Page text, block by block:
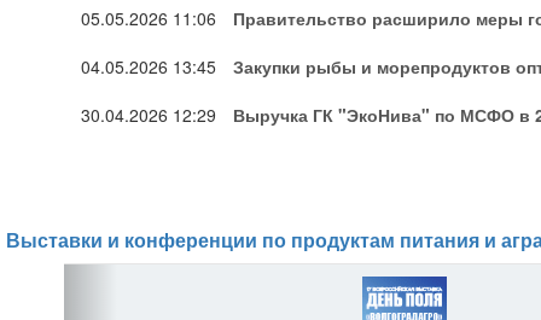
05.05.2026 11:06
Правительство расширило меры
04.05.2026 13:45
Закупки рыбы и морепродуктов
30.04.2026 12:29 Выручка ГК "ЭкоНива" по МСФО в
Выставки и конференции по продуктам питания и